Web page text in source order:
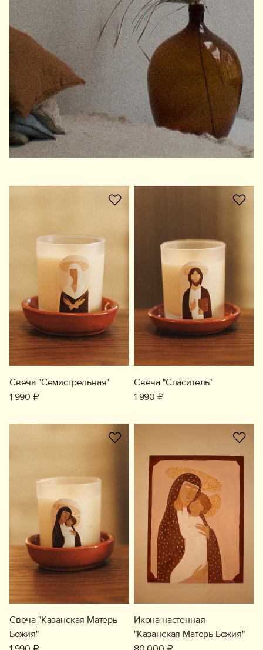
Свеча "Семистрельная"
1 990 ₽
Свеча "Спаситель"
1 990 ₽
Свеча "Казанская Матерь
Божия"
Икона настенная
"Казанская Матерь Божия"